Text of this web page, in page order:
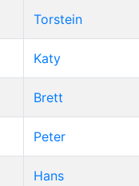
Torstein
Katy
Brett
Peter
Hans